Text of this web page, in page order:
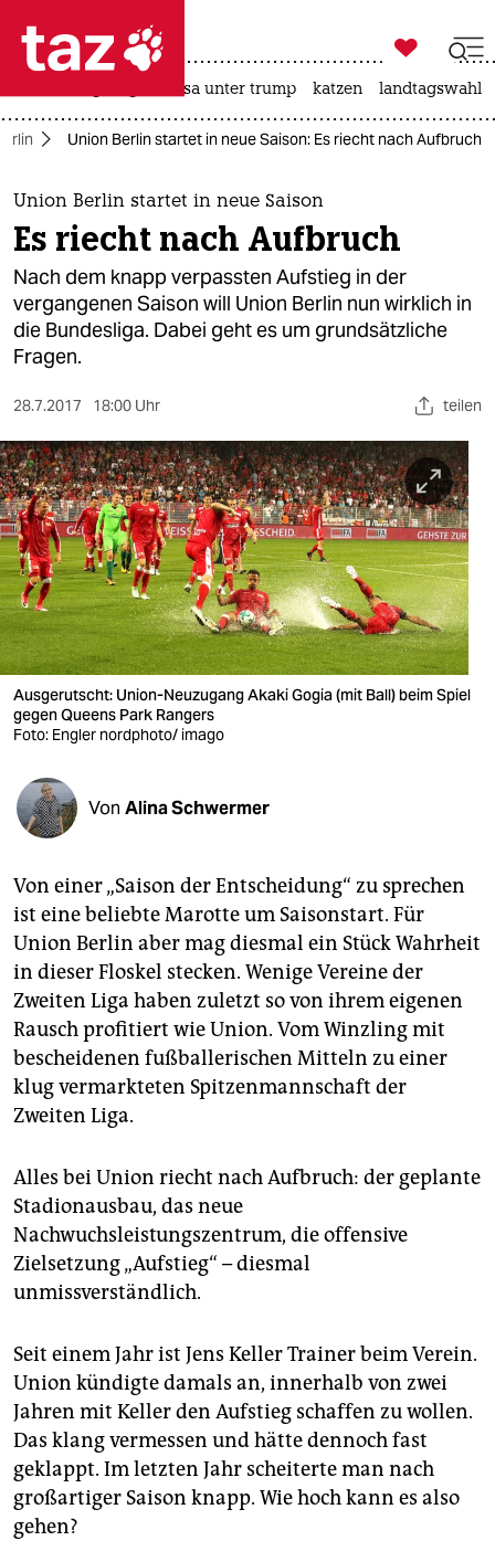
 taz zahl ich
taz zahl ich
themen
politik
öko
gesellschaft
kultur
sport
berlin
nord
wahrheit
verlag
verlag
veranstaltungen
shop
fragen & hilfe
abo
genossenschaft
epaper login

taz zahl ich
usa unter trump katzen landtagswahl
Union Berlin startet in neue Saison: Es riecht nach Aufbruch
Union Berlin startet in neue Saison
Es riecht nach Aufbruch
Nach dem knapp verpassten Aufstieg in der
vergangenen Saison will Union Berlin nun wirklich in
die Bundesliga. Dabei geht es um grundsätzliche
Fragen.
28.7.2017 18:00 Uhr teilen
Ausgerutscht: Union-Neuzugang Akaki Gogia (mit Ball) beim Spiel
gegen Queens Park Rangers
Foto: Engler nordphoto/ imago
Von Alina Schwermer
Von einer „Saison der Entscheidung“ zu sprechen
ist eine beliebte Marotte um Saisonstart. Für
Union Berlin aber mag diesmal ein Stück Wahrheit
in dieser Floskel stecken. Wenige Vereine der
Zweiten Liga haben zuletzt so von ihrem eigenen
Rausch profitiert wie Union. Vom Winzling mit
bescheidenen fußballerischen Mitteln zu einer
klug vermarkteten Spitzenmannschaft der
Zweiten Liga.
Alles bei Union riecht nach Aufbruch: der geplante
Stadion­ausbau, das neue
Nachwuchsleistungszentrum, die offensive
Zielsetzung „Aufstieg“ – diesmal
unmissverständlich.
Seit einem Jahr ist Jens Keller Trainer beim Verein.
Union kündigte damals an, innerhalb von zwei
Jahren mit Keller den Aufstieg schaffen zu wollen.
Das klang vermessen und hätte dennoch fast
geklappt. Im letzten Jahr scheiterte man nach
großartiger Saison knapp. Wie hoch kann es also
gehen?